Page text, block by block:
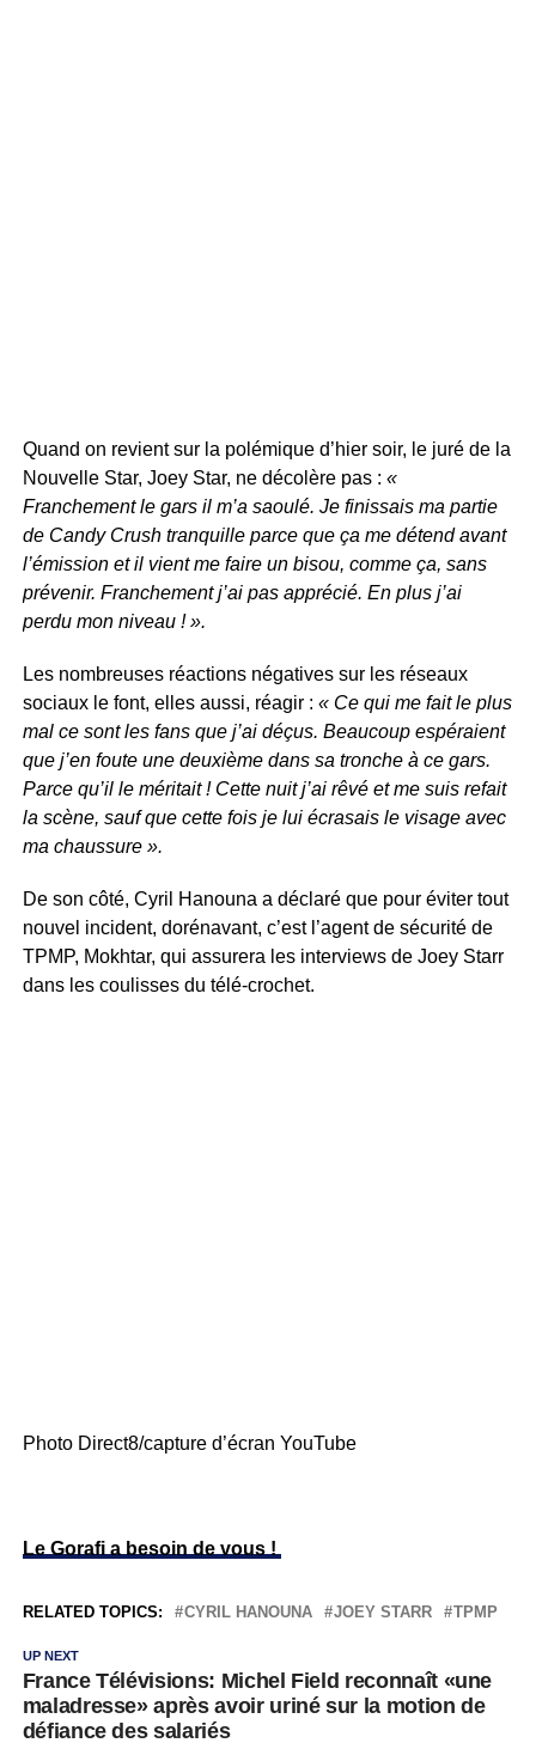
Quand on revient sur la polémique d’hier soir, le juré de la
Nouvelle Star, Joey Star, ne décolère pas : «
Franchement le gars il m’a saoulé. Je finissais ma partie
de Candy Crush tranquille parce que ça me détend avant
l’émission et il vient me faire un bisou, comme ça, sans
prévenir. Franchement j’ai pas apprécié. En plus j’ai
perdu mon niveau ! ».
Les nombreuses réactions négatives sur les réseaux
sociaux le font, elles aussi, réagir : « Ce qui me fait le plus
mal ce sont les fans que j’ai déçus. Beaucoup espéraient
que j’en foute une deuxième dans sa tronche à ce gars.
Parce qu’il le méritait ! Cette nuit j’ai rêvé et me suis refait
la scène, sauf que cette fois je lui écrasais le visage avec
ma chaussure ».
De son côté, Cyril Hanouna a déclaré que pour éviter tout
nouvel incident, dorénavant, c’est l’agent de sécurité de
TPMP, Mokhtar, qui assurera les interviews de Joey Starr
dans les coulisses du télé-crochet.
Photo Direct8/capture d’écran YouTube
Le Gorafi a besoin de vous !
RELATED TOPICS: CYRIL HANOUNA JOEY STARR TPMP
UP NEXT
France Télévisions: Michel Field reconnaît «une
maladresse» après avoir uriné sur la motion de
défiance des salariés